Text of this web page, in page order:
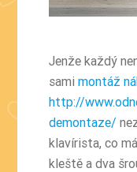
Jenže každý
samimontáž
http://
demontaze/
klavírista, co
kleště a dva